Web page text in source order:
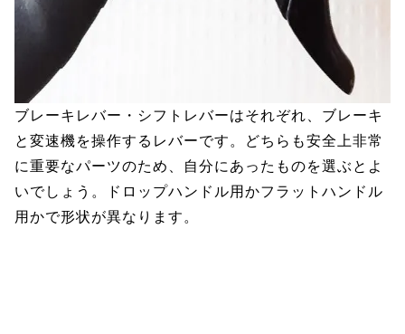
ブレーキレバー・シフトレバーはそれぞれ、ブレーキ
と変速機を操作するレバーです。どちらも安全上非常
に重要なパーツのため、自分にあったものを選ぶとよ
いでしょう。ドロップハンドル用かフラットハンドル
用かで形状が異なります。